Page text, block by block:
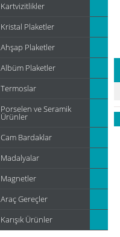
Kartvizitlikler
Kristal Plaketler
Ahşap Plaketler
Albüm Plaketler
Termoslar
Porselen ve Seramik
Ürünler
Cam Bardaklar
Madalyalar
Magnetler
Araç Gereçler
Karışık Ürünler